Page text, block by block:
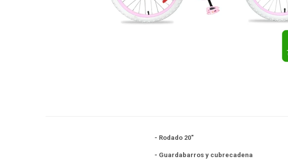
- Rodado 20"
- Guardabarros y cubrecadena